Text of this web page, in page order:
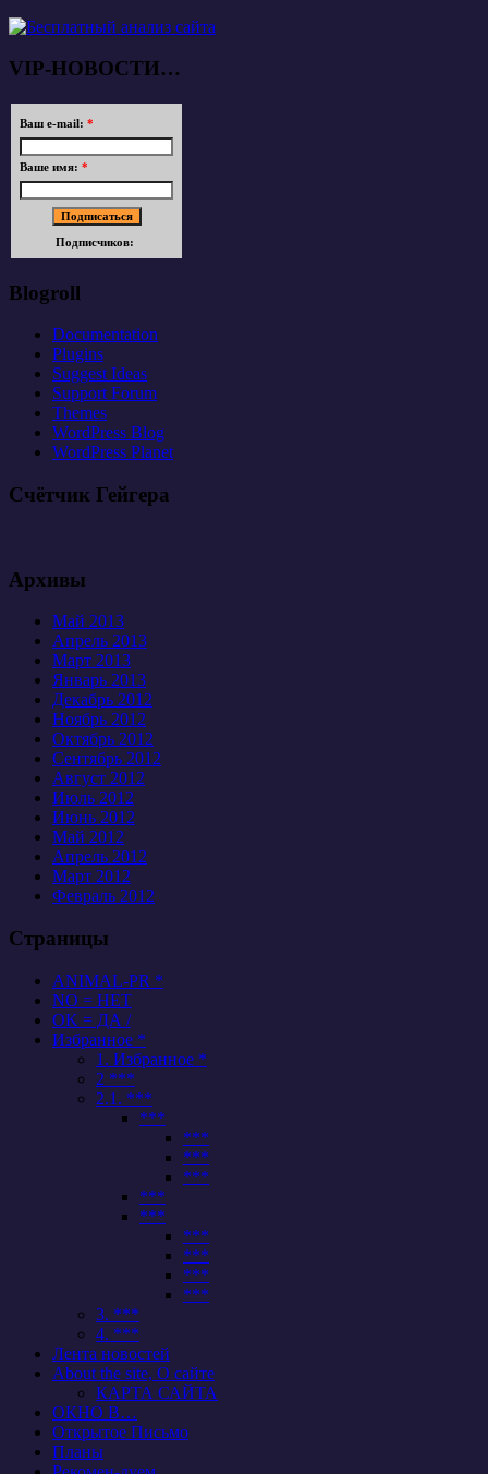
VIP-НОВОСТИ…
Ваш e-mail: *
Ваше имя: *
Подписчиков:
Blogroll
Documentation
Plugins
Suggest Ideas
Support Forum
Themes
WordPress Blog
WordPress Planet
Счётчик Гейгера
Архивы
Май 2013
Апрель 2013
Март 2013
Январь 2013
Декабрь 2012
Ноябрь 2012
Октябрь 2012
Сентябрь 2012
Август 2012
Июль 2012
Июнь 2012
Май 2012
Апрель 2012
Март 2012
Февраль 2012
Страницы
ANIMAL-PR *
NO = НЕТ
OK = ДА /
Избранное *
1. Избранное *
2 ***
2.1. ***
***
***
***
***
***
***
***
***
***
***
3. ***
4. ***
Лента новостей
About the site, О сайте
КАРТА САЙТА
ОКНО В…
Открытое Письмо
Планы